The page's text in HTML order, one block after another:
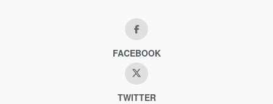
FACEBOOK
TWITTER